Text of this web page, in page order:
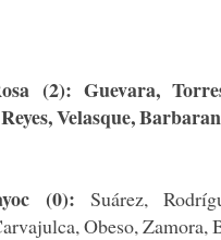
(2): Guevara,
Velasque,
(0): Suárez,
Obeso, Zamora,